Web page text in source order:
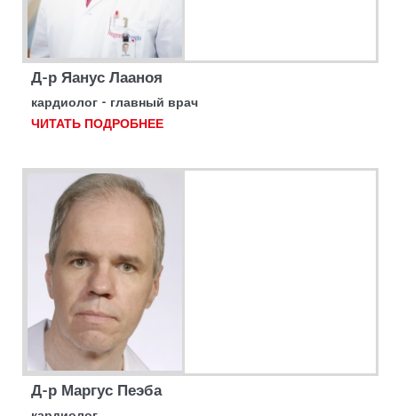
Д-р Яанус Лааноя
кардиолог - главный врач
ЧИТАТЬ ПОДРОБНЕЕ
Д-р Маргус Пеэба